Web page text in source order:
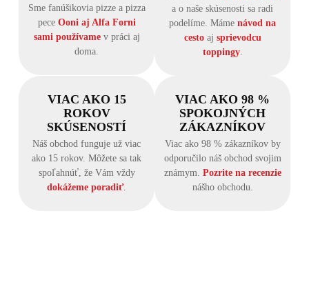
Sme fanúšikovia pizze a pizza
pece Ooni aj Alfa Forni
sami používamev práci aj
doma.
a o naše skúsenosti sa radi
podelíme. Máme návod na
cestoaj sprievodcu
toppingy.
VIAC AKO 15
ROKOV
SKÚSENOSTÍ
Náš obchod funguje už viac
ako 15 rokov. Môžete sa tak
spoľahnúť, že Vám vždy
dokážeme poradiť.
VIAC AKO 98 %
SPOKOJNÝCH
ZÁKAZNÍKOV
Viac ako 98 % zákazníkov by
odporučilo náš obchod svojim
známym. Pozrite na recenzie
nášho obchodu.